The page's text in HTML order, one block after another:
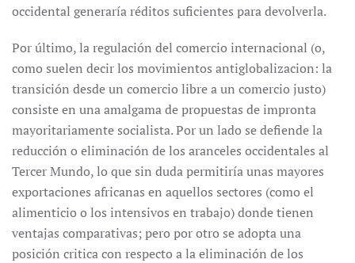
occidental generaría réditos suficientes para devolverla.
Por último, la regulación del comercio internacional (o,
como suelen decir los movimientos antiglobalizacion: la
transición desde un comercio libre a un comercio justo)
consiste en una amalgama de propuestas de impronta
mayoritariamente socialista. Por un lado se defiende la
reducción o eliminación de los aranceles occidentales al
Tercer Mundo, lo que sin duda permitiría unas mayores
exportaciones africanas en aquellos sectores (como el
alimenticio o los intensivos en trabajo) donde tienen
ventajas comparativas; pero por otro se adopta una
posición critica con respecto a la eliminación de los